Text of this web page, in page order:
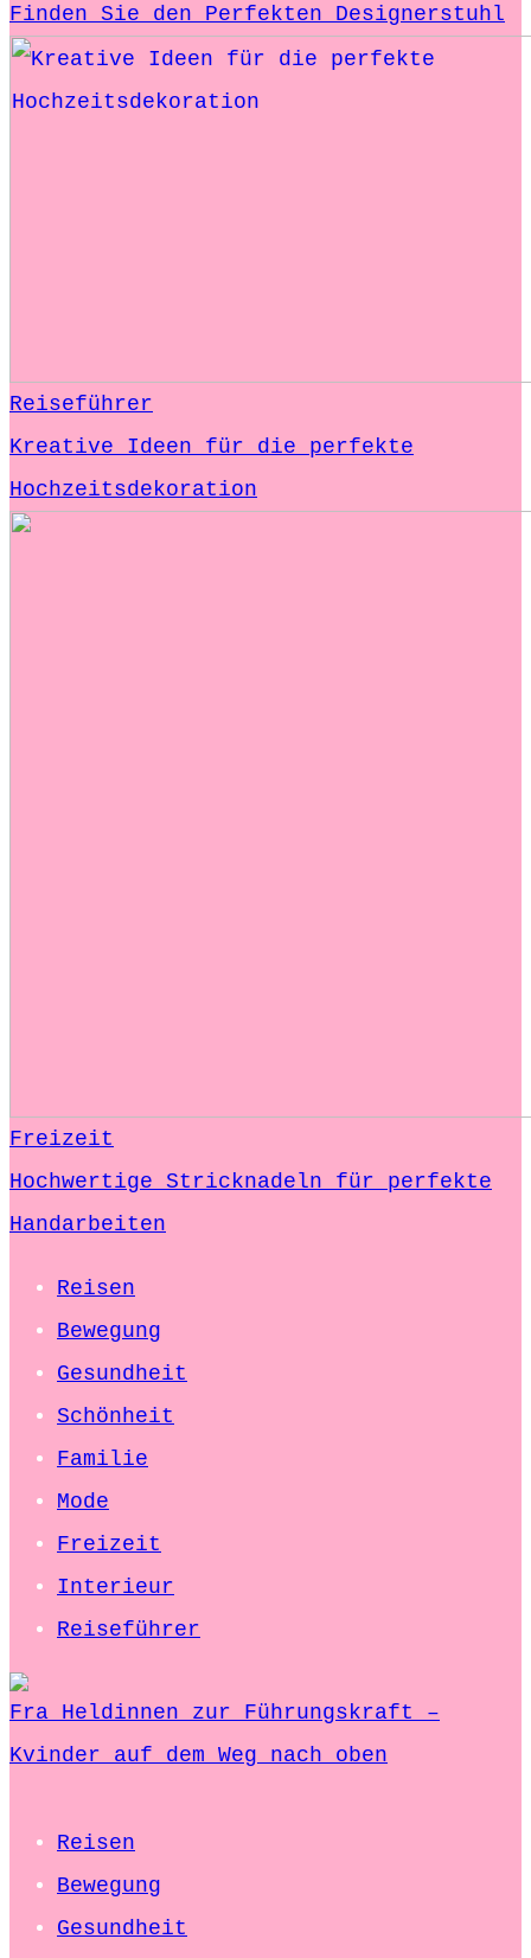
Finden Sie den Perfekten Designerstuhl
Reiseführer
Kreative Ideen für die perfekte
Hochzeitsdekoration
Freizeit
Hochwertige Stricknadeln für perfekte
Handarbeiten
Reisen
Bewegung
Gesundheit
Schönheit
Familie
Mode
Freizeit
Interieur
Reiseführer
Fra Heldinnen zur Führungskraft –
Kvinder auf dem Weg nach oben
Reisen
Bewegung
Gesundheit